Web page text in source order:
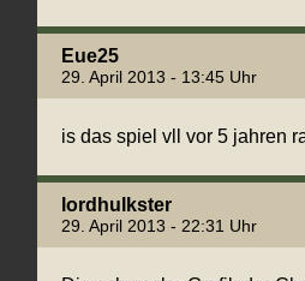
Eue25
29. April 2013 - 13:45 Uhr
is das spiel vll vor 5 jahren
lordhulkster
29. April 2013 - 22:31 Uhr